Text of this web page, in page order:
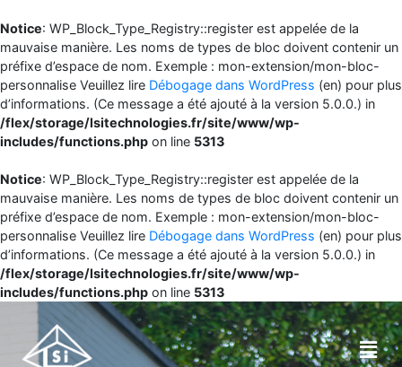
Notice: WP_Block_Type_Registry::register est appelée de la
mauvaise manière. Les noms de types de bloc doivent contenir un
préfixe d’espace de nom. Exemple : mon-extension/mon-bloc-
personnalise Veuillez lire Débogage dans WordPress (en) pour plus
d’informations. (Ce message a été ajouté à la version 5.0.0.) in
/flex/storage/lsitechnologies.fr/site/www/wp-
includes/functions.php on line 5313
Notice: WP_Block_Type_Registry::register est appelée de la
mauvaise manière. Les noms de types de bloc doivent contenir un
préfixe d’espace de nom. Exemple : mon-extension/mon-bloc-
personnalise Veuillez lire Débogage dans WordPress (en) pour plus
d’informations. (Ce message a été ajouté à la version 5.0.0.) in
/flex/storage/lsitechnologies.fr/site/www/wp-
includes/functions.php on line 5313